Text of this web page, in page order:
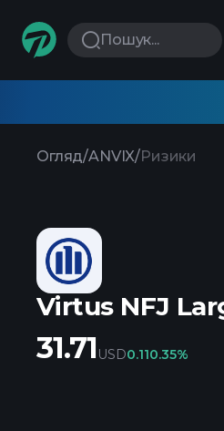
Пошук...
Огляд/ANVIX/Ризики
Virtus NFJ
31.71 USD0.110.35%